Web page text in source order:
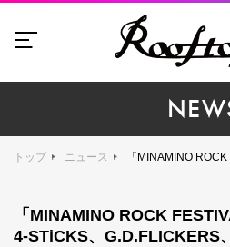
トップ ニュース 「MINAMINO ROCK FESTIVAL 2020
「MINAMINO ROCK
4-STiCKS、G.D.FLICKERS